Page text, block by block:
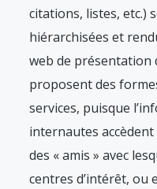
citations, listes, etc.)
hiérarchisées et
web de présentation
proposent des
services, puisque
internautes
des « amis » avec
centres d’intérêt, ou